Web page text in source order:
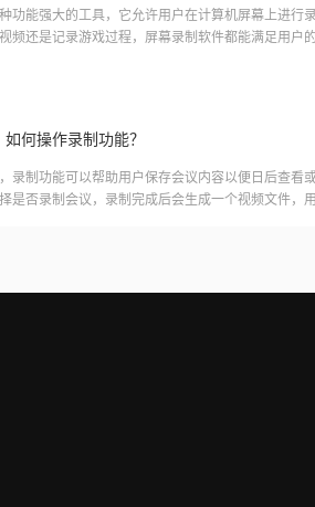
能强大的工具，它允许用户在计算机屏幕上进行
频还是记录游戏过程，屏幕录制软件都能满足用户
何操作录制功能？
录制功能可以帮助用户保存会议内容以便日后查看
是否录制会议，录制完成后会生成一个视频文件，